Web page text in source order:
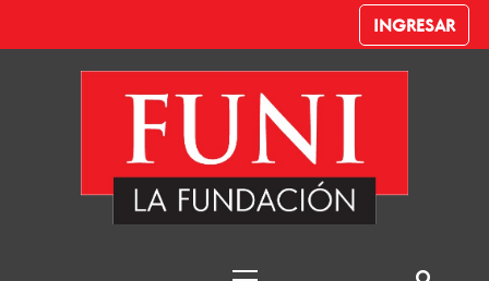
INGRESAR
Escuela de
Liderazgo